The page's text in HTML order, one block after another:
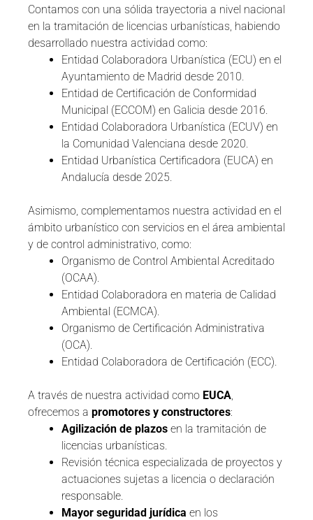
Contamos con una sólida trayectoria a nivel nacional
en la tramitación de licencias urbanísticas, habiendo
desarrollado nuestra actividad como:
Entidad Colaboradora Urbanística (ECU) en el
Ayuntamiento de Madrid desde 2010.
Entidad de Certificación de Conformidad
Municipal (ECCOM) en Galicia desde 2016.
Entidad Colaboradora Urbanística (ECUV) en
la Comunidad Valenciana desde 2020.
Entidad Urbanística Certificadora (EUCA) en
Andalucía desde 2025.
Asimismo, complementamos nuestra actividad en el
ámbito urbanístico con servicios en el área ambiental
y de control administrativo, como:
Organismo de Control Ambiental Acreditado
(OCAA).
Entidad Colaboradora en materia de Calidad
Ambiental (ECMCA).
Organismo de Certificación Administrativa
(OCA).
Entidad Colaboradora de Certificación (ECC).
A través de nuestra actividad como EUCA
ofrecemos a promotores y constructores:
Agilización de plazos en la tramitación de
licencias urbanísticas.
Revisión técnica especializada de proyectos y
actuaciones sujetas a licencia o declaración
responsable.
Mayor seguridad jurídica en los